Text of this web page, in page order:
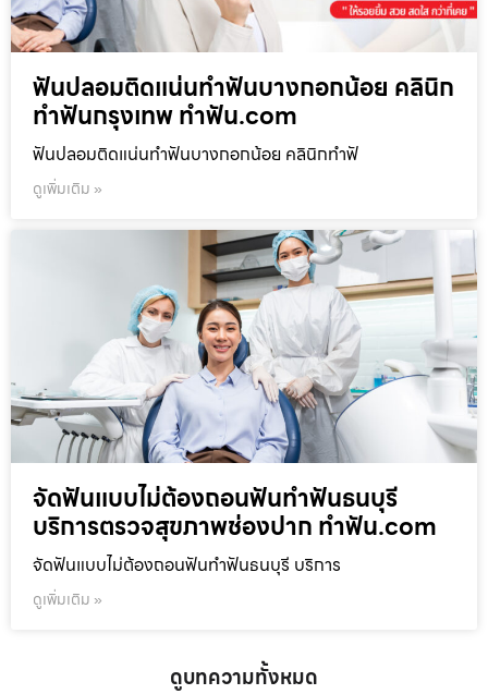
ฟันปลอมติดแน่นทำฟันบางกอกน้อย คลินิก
ทำฟันกรุงเทพ ทำฟัน.com
ฟันปลอมติดแน่นทำฟันบางกอกน้อย คลินิกทำฟั
ดูเพิ่มเติม »
จัดฟันแบบไม่ต้องถอนฟันทำฟันธนบุรี
บริการตรวจสุขภาพช่องปาก ทำฟัน.com
จัดฟันแบบไม่ต้องถอนฟันทำฟันธนบุรี บริการ
ดูเพิ่มเติม »
ดูบทความทั้งหมด